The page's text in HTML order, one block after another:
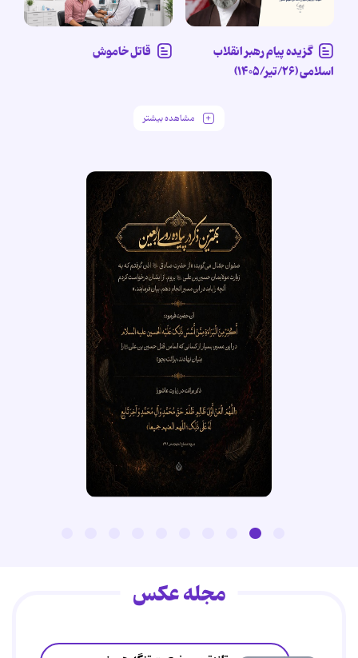
گزیده پیام رهبر انقلاب
اسلامی (۲۶/تیر/۱۴۰۵)
قاتل خاموش
مشاهده بیشتر
مجله عکس